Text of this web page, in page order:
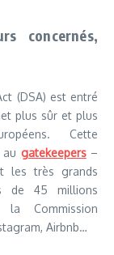
concernés,
(DSA) est entré
plus sûr et plus
Cette
gatekeepers–
les très grands
de 45 millions
Commission
Airbnb…